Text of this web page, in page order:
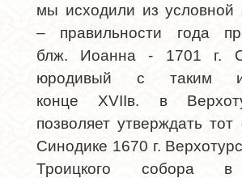
мы исходили из условной
– правильности года
блж. Иоанна - 1701 г.
юродивый с таким
конце XVIIв. в
позволяет утверждать
Синодике 1670 г.
Троицкого собора в